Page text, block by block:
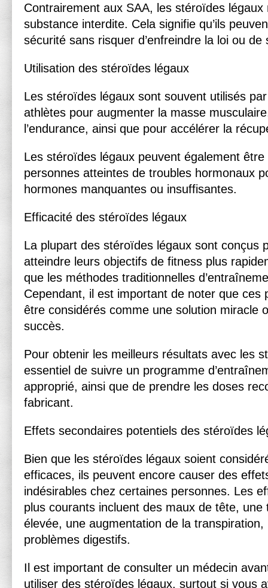
Contrairement aux SAA, les stéroïdes
substance interdite. Cela signifie qu’ils
sécurité sans risquer d’enfreindre la loi ou
Utilisation des stéroïdes légaux
Les stéroïdes légaux sont souvent utilisés
athlètes pour augmenter la masse
l’endurance, ainsi que pour accélérer la
Les stéroïdes légaux peuvent également
personnes atteintes de troubles hormonaux
hormones manquantes ou insuffisantes.
Efficacité des stéroïdes légaux
La plupart des stéroïdes légaux sont conçus
atteindre leurs objectifs de fitness plus
que les méthodes traditionnelles
Cependant, il est important de noter que ces
être considérés comme une solution miracle
succès.
Pour obtenir les meilleurs résultats avec les
essentiel de suivre un programme
approprié, ainsi que de prendre les doses
fabricant.
Effets secondaires potentiels des stéroïdes
Bien que les stéroïdes légaux soient
efficaces, ils peuvent encore causer des
indésirables chez certaines personnes. Les
plus courants incluent des maux de tête, une
élevée, une augmentation de la
problèmes digestifs.
Il est important de consulter un médecin
utiliser des stéroïdes légaux, surtout si vous